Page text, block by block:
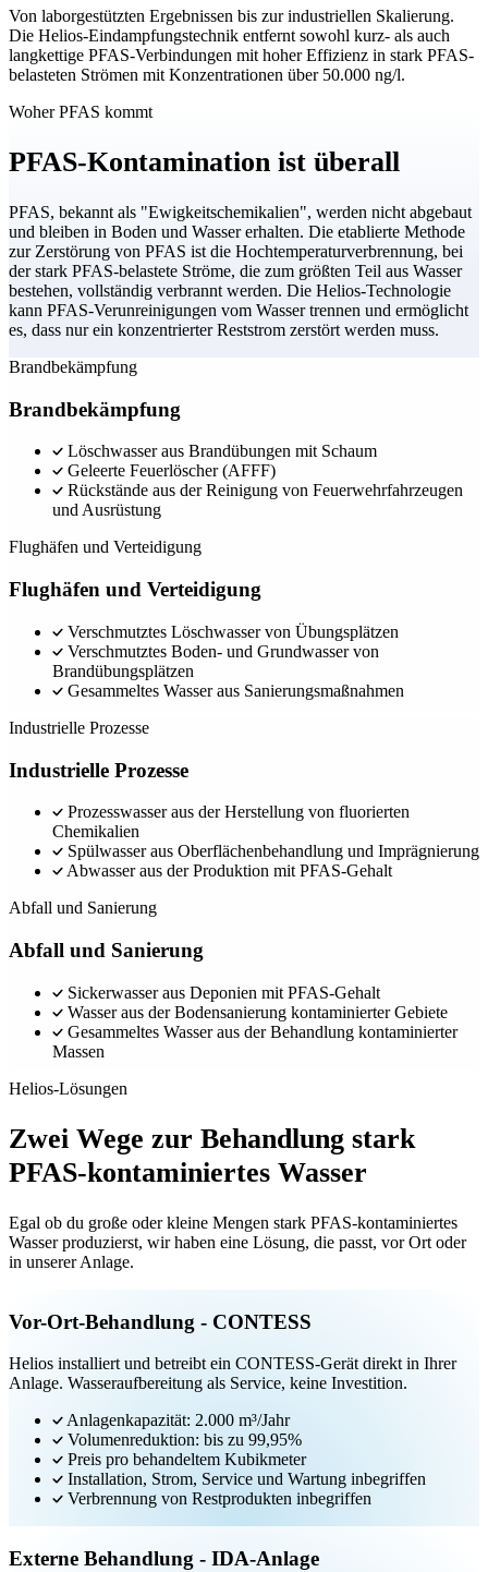
Von laborgestützten Ergebnissen bis zur industriellen Skalierung.
Die Helios-Eindampfungstechnik entfernt sowohl kurz- als auch
langkettige PFAS-Verbindungen mit hoher Effizienz in stark PFAS-
belasteten Strömen mit Konzentrationen über 50.000 ng/l.
Woher PFAS kommt
PFAS-Kontamination ist überall
PFAS, bekannt als "Ewigkeitschemikalien", werden nicht abgebaut
und bleiben in Boden und Wasser erhalten. Die etablierte Methode
zur Zerstörung von PFAS ist die Hochtemperaturverbrennung, bei
der stark PFAS-belastete Ströme, die zum größten Teil aus Wasser
bestehen, vollständig verbrannt werden. Die Helios-Technologie
kann PFAS-Verunreinigungen vom Wasser trennen und ermöglicht
es, dass nur ein konzentrierter Reststrom zerstört werden muss.
Brandbekämpfung
Brandbekämpfung
Löschwasser aus Brandübungen mit Schaum
Geleerte Feuerlöscher (AFFF)
Rückstände aus der Reinigung von Feuerwehrfahrzeugen
und Ausrüstung
Flughäfen und Verteidigung
Flughäfen und Verteidigung
Verschmutztes Löschwasser von Übungsplätzen
Verschmutztes Boden- und Grundwasser von
Brandübungsplätzen
Gesammeltes Wasser aus Sanierungsmaßnahmen
Industrielle Prozesse
Industrielle Prozesse
Prozesswasser aus der Herstellung von fluorierten
Chemikalien
Spülwasser aus Oberflächenbehandlung und Imprägnierung
Abwasser aus der Produktion mit PFAS-Gehalt
Abfall und Sanierung
Abfall und Sanierung
Sickerwasser aus Deponien mit PFAS-Gehalt
Wasser aus der Bodensanierung kontaminierter Gebiete
Gesammeltes Wasser aus der Behandlung kontaminierter
Massen
Helios-Lösungen
Zwei Wege zur Behandlung stark
PFAS-kontaminiertes Wasser
Egal ob du große oder kleine Mengen stark PFAS-kontaminiertes
Wasser produzierst, wir haben eine Lösung, die passt, vor Ort oder
in unserer Anlage.
Vor-Ort-Behandlung - CONTESS
Helios installiert und betreibt ein CONTESS-Gerät direkt in Ihrer
Anlage. Wasseraufbereitung als Service, keine Investition.
Anlagenkapazität: 2.000 m³/Jahr
Volumenreduktion: bis zu 99,95%
Preis pro behandeltem Kubikmeter
Installation, Strom, Service und Wartung inbegriffen
Verbrennung von Restprodukten inbegriffen
Externe Behandlung - IDA-Anlage